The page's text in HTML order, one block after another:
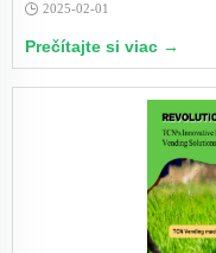
2025-02-01
Prečítajte si viac →